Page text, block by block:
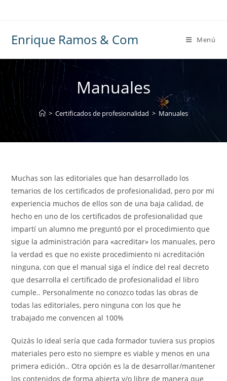
Enrique Ramos & Com Menú
Manuales
> Certificados de profesionalidad > Manuales
Muchas son las editoriales que han desarrollado los
temarios de los certificados de profesionalidad, pero por mi
experiencia muchos de ellos son de una baja calidad, de
hecho en uno de los certificados de profesionalidad que
impartí un alumno me preguntó por el procedimiento que
sigue la administración para «acreditar» los manuales, pero
la verdad es que no existe procedimiento ni acreditación
ninguna, con que el manual siga el índice del real decreto
que desarrolla el certificado de profesionalidad el libro
cumple.. Personalmente no conozco todas las obras de
todas las editoriales, pero ninguna con los que he
trabajado me convencen al 100%
Quizás lo ideal sería que cada formador tuviera sus propios
materiales pero esto no siempre es viable y menos en una
primera edición.. Otra opción es la de desarrollar/mantener
los contenidos de forma abierta y/o libre de manera que